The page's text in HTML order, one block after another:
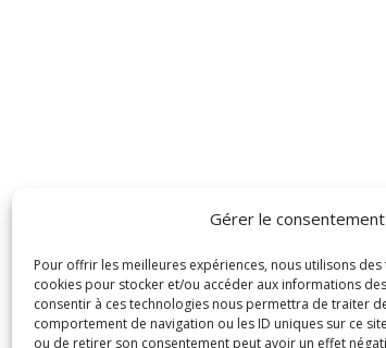
Gérer le consentement
Pour offrir les meilleures expériences, nous utilisons
cookies pour stocker et/ou accéder aux informations
consentir à ces technologies nous permettra de traiter
comportement de navigation ou les ID uniques sur ce
ou de retirer son consentement peut avoir un effet